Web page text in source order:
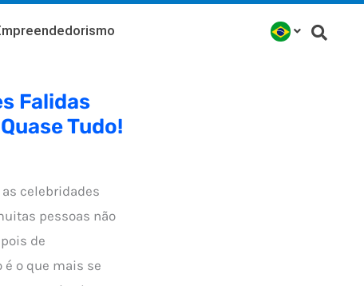
Falidas
Tudo!
celebridades
pessoas não
de
o que mais se